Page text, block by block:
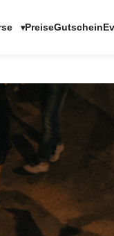
▾PreiseGutschein